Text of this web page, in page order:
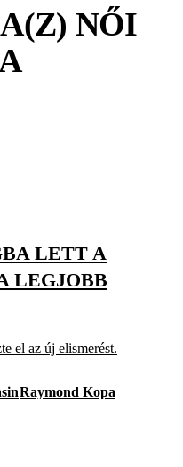
NŐI
LETT A
LEGJOBB
el az új elismerést.
Raymond Kopa